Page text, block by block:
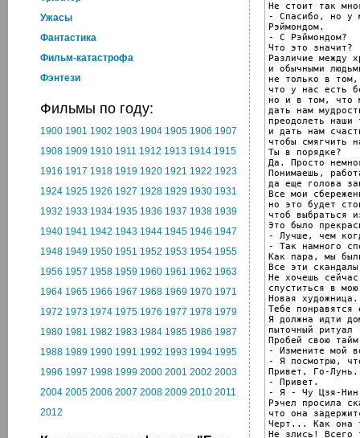
Ужасы
Фантастика
Фильм-катастрофа
Фэнтези
Фильмы по году:
1900 1901 1902 1903 1904 1905 1906 1907
1908 1909 1910 1911 1912 1913 1914 1915
1916 1917 1918 1919 1920 1921 1922 1923
1924 1925 1926 1927 1928 1929 1930 1931
1932 1933 1934 1935 1936 1937 1938 1939
1940 1941 1942 1943 1944 1945 1946 1947
1948 1949 1950 1951 1952 1953 1954 1955
1956 1957 1958 1959 1960 1961 1962 1963
1964 1965 1966 1967 1968 1969 1970 1971
1972 1973 1974 1975 1976 1977 1978 1979
1980 1981 1982 1983 1984 1985 1986 1987
1988 1989 1990 1991 1992 1993 1994 1995
1996 1997 1998 1999 2000 2001 2002 2003
2004 2005 2006 2007 2008 2009 2010 2011
2012
Не стоит так
- Спасибо, но у
Рэймондом.
- С Рэймондом?
Что это значит?
Различие между
и обычными
не только в том,
что у нас есть
но и в том, что
дать нам
преодолеть наши
и дать нам
чтобы смягчить
Ты в порядке?
Да. Просто
Понимаешь,
да еще голова
Все мои
но это будет
чтоб выбраться
Это было
- Лучше, чем
- Так намного
Как пара, мы
Все эти
Не хочешь сейчас
спуститься в
Новая художница.
Тебе понравятся
Я должна идти
пыточный
Пробей свою
- Измените мой
- Я посмотрю,
Привет, Го-Лунь.
- Привет.
- Я - Чу Цзя-
Рэчел просила
что она
Черт... Как она
Не злись! Всего